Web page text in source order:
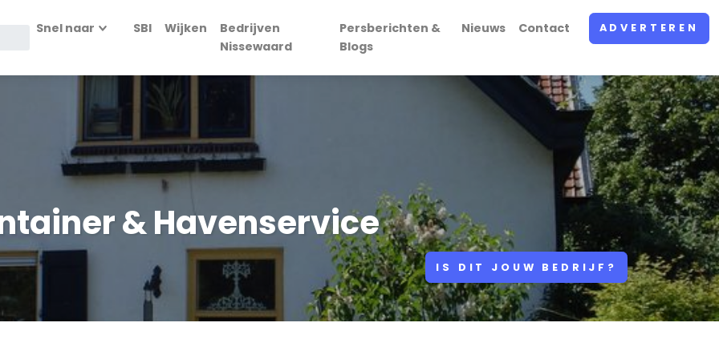
Snel naar SBI Wijken
Bedrijven
Nissewaard
Persberichten &
Blogs
Nieuws Contact ADVERTEREN
& Havenservice
IS DIT JOUW BEDRIJF?